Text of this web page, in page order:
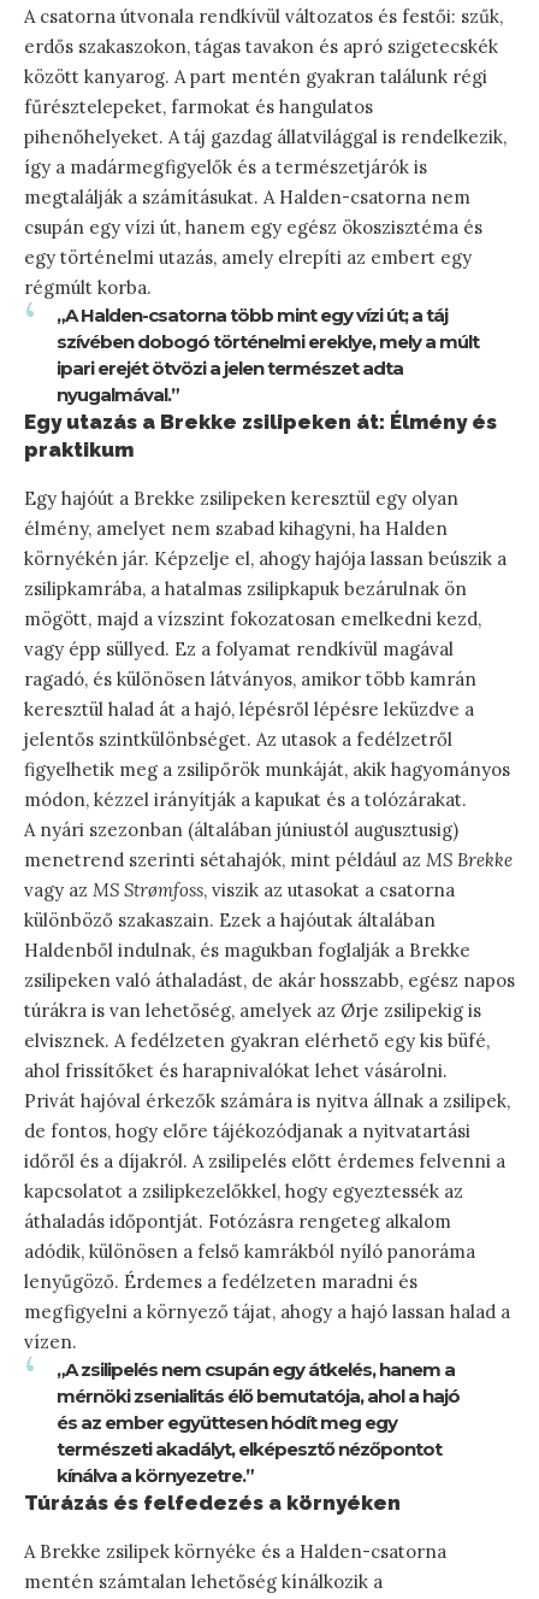
A csatorna útvonala rendkívül változatos és festői: szűk,
erdős szakaszokon, tágas tavakon és apró szigetecskék
között kanyarog. A part mentén gyakran találunk régi
fűrésztelepeket, farmokat és hangulatos
pihenőhelyeket. A táj gazdag állatvilággal is rendelkezik,
így a madármegfigyelők és a természetjárók is
megtalálják a számításukat. A Halden-csatorna nem
csupán egy vízi út, hanem egy egész ökoszisztéma és
egy történelmi utazás, amely elrepíti az embert egy
régmúlt korba.
„A Halden-csatorna több mint egy vízi út; a táj
szívében dobogó történelmi ereklye, mely a múlt
ipari erejét ötvözi a jelen természet adta
nyugalmával.”
Egy utazás a Brekke zsilipeken át: Élmény és
praktikum
Egy hajóút a Brekke zsilipeken keresztül egy olyan
élmény, amelyet nem szabad kihagyni, ha Halden
környékén jár. Képzelje el, ahogy hajója lassan beúszik a
zsilipkamrába, a hatalmas zsilipkapuk bezárulnak ön
mögött, majd a vízszint fokozatosan emelkedni kezd,
vagy épp süllyed. Ez a folyamat rendkívül magával
ragadó, és különösen látványos, amikor több kamrán
keresztül halad át a hajó, lépésről lépésre leküzdve a
jelentős szintkülönbséget. Az utasok a fedélzetről
figyelhetik meg a zsilipőrök munkáját, akik hagyományos
módon, kézzel irányítják a kapukat és a tolózárakat.
A nyári szezonban (általában júniustól augusztusig)
menetrend szerinti sétahajók, mint például az MS Brekke
vagy az MS Strømfoss, viszik az utasokat a csatorna
különböző szakaszain. Ezek a hajóutak általában
Haldenből indulnak, és magukban foglalják a Brekke
zsilipeken való áthaladást, de akár hosszabb, egész napos
túrákra is van lehetőség, amelyek az Ørje zsilipekig is
elvisznek. A fedélzeten gyakran elérhető egy kis büfé,
ahol frissítőket és harapnivalókat lehet vásárolni.
Privát hajóval érkezők számára is nyitva állnak a zsilipek,
de fontos, hogy előre tájékozódjanak a nyitvatartási
időről és a díjakról. A zsilipelés előtt érdemes felvenni a
kapcsolatot a zsilipkezelőkkel, hogy egyeztessék az
áthaladás időpontját. Fotózásra rengeteg alkalom
adódik, különösen a felső kamrákból nyíló panoráma
lenyűgöző. Érdemes a fedélzeten maradni és
megfigyelni a környező tájat, ahogy a hajó lassan halad a
vízen.
„A zsilipelés nem csupán egy átkelés, hanem a
mérnöki zsenialitás élő bemutatója, ahol a hajó
és az ember együttesen hódít meg egy
természeti akadályt, elképesztő nézőpontot
kínálva a környezetre.”
Túrázás és felfedezés a környéken
A Brekke zsilipek környéke és a Halden-csatorna
mentén számtalan lehetőség kínálkozik a